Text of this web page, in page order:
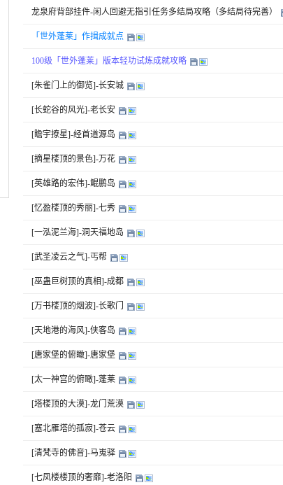
龙泉府背部挂件-闲人回避无指引任务多结局攻略（多结局待完善）
「世外蓬莱」作揖成就点
100级「世外蓬莱」版本轻功试炼成就攻略
[朱雀门上的御览]-长安城
[长蛇谷的风光]-老长安
[瞻宇撩星]-经首道源岛
[摘星楼顶的景色]-万花
[英雄路的宏伟]-鲲鹏岛
[忆盈楼顶的秀丽]-七秀
[一泓泥兰海]-洞天福地岛
[武圣凌云之气]-丐帮
[巫蛊巨树顶的真相]-成都
[万书楼顶的烟波]-长歌门
[天地港的海风]-侠客岛
[唐家堡的俯瞰]-唐家堡
[太一神宫的俯瞰]-蓬莱
[塔楼顶的大漠]-龙门荒漠
[塞北雁塔的孤寂]-苍云
[清梵寺的佛音]-马嵬驿
[七凤楼楼顶的奢靡]-老洛阳